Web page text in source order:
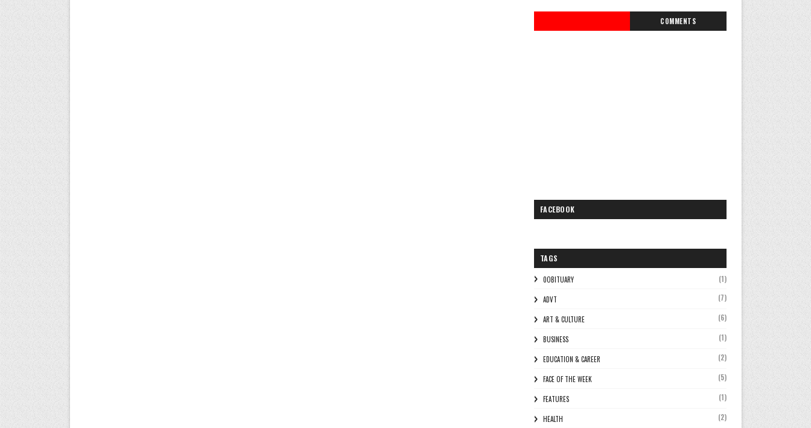
COMMENTS
FACEBOOK
TAGS
0OBITUARY (1)
ADVT (7)
ART & CULTURE (6)
BUSINESS (1)
EDUCATION & CAREER (2)
FACE OF THE WEEK (5)
FEATURES (1)
HEALTH (2)